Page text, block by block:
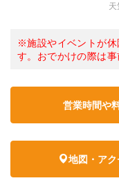
※施設やイベントが休
す。おでかけの際は事
営業時間や
地図・ア